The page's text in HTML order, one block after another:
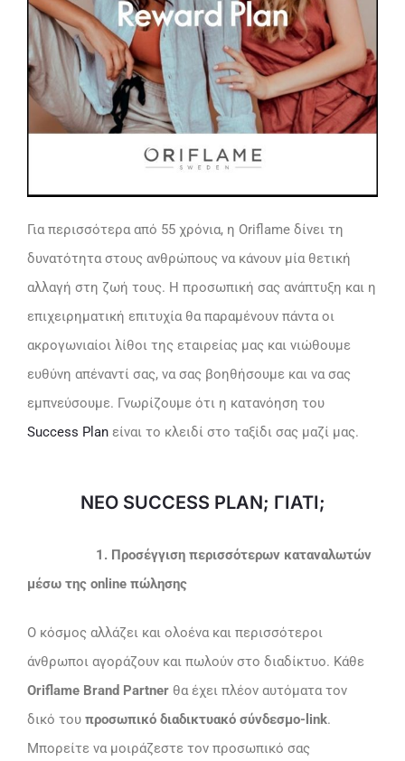
Για περισσότερα από 55 χρόνια, η Oriflame δίνει τη
δυνατότητα στους ανθρώπους να κάνουν μία θετική
αλλαγή στη ζωή τους. Η προσωπική σας ανάπτυξη και η
επιχειρηματική επιτυχία θα παραμένουν πάντα οι
ακρογωνιαίοι λίθοι της εταιρείας μας και νιώθουμε
ευθύνη απέναντί σας, να σας βοηθήσουμε και να σας
εμπνεύσουμε. Γνωρίζουμε ότι η κατανόηση του
Success Plan είναι το κλειδί στο ταξίδι σας μαζί μας.
ΝΕΟ SUCCESS PLAN; ΓΙΑΤΙ;
1. Προσέγγιση περισσότερων καταναλωτών
μέσω της online πώλησης
Ο κόσμος αλλάζει και ολοένα και περισσότεροι
άνθρωποι αγοράζουν και πωλούν στο διαδίκτυο. Κάθε
Oriflame Brand Partner θα έχει πλέον αυτόματα τον
δικό του προσωπικό διαδικτυακό σύνδεσμο-link.
Μπορείτε να μοιράζεστε τον προσωπικό σας